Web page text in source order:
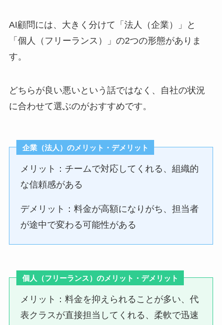
AI顧問には、大きく分けて「法人（企業）」と
「個人（フリーランス）」の2つの形態がありま
す。
どちらが良い悪いという話ではなく、自社の状況
に合わせて選ぶのがおすすめです。
企業（法人）のメリット・デメリット
メリット：チームで対応してくれる、組織的
な信頼感がある
デメリット：料金が高額になりがち、担当者
が途中で変わる可能性がある
個人（フリーランス）のメリット・デメリット
メリット：料金を抑えられることが多い、代
表クラスが直接担当してくれる、柔軟で迅速